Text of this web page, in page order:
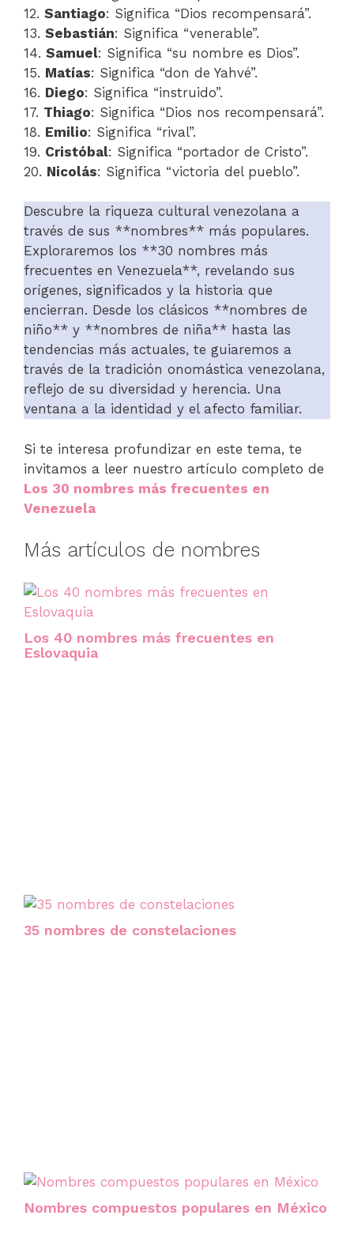
12. Santiago: Significa “Dios recompensará”.
13. Sebastián: Significa “venerable”.
14. Samuel: Significa “su nombre es Dios”.
15. Matías: Significa “don de Yahvé”.
16. Diego: Significa “instruido”.
17. Thiago: Significa “Dios nos recompensará”.
18. Emilio: Significa “rival”.
19. Cristóbal: Significa “portador de Cristo”.
20. Nicolás: Significa “victoria del pueblo”.
Descubre la riqueza cultural venezolana a
través de sus **nombres** más populares.
Exploraremos los **30 nombres más
frecuentes en Venezuela**, revelando sus
orígenes, significados y la historia que
encierran. Desde los clásicos **nombres de
niño** y **nombres de niña** hasta las
tendencias más actuales, te guiaremos a
través de la tradición onomástica venezolana,
reflejo de su diversidad y herencia. Una
ventana a la identidad y el afecto familiar.
Si te interesa profundizar en este tema, te
invitamos a leer nuestro artículo completo de
Los 30 nombres más frecuentes en
Venezuela
Más artículos de nombres
Los 40 nombres más frecuentes en
Eslovaquia
35 nombres de constelaciones
Nombres compuestos populares en México